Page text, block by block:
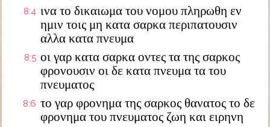
8:4 ινα το δικαιωμα του νομου πληρωθη εν
ημιν τοις μη κατα σαρκα περιπατουσιν
αλλα κατα πνευμα
8:5 οι γαρ κατα σαρκα οντες τα της σαρκος
φρονουσιν οι δε κατα πνευμα τα του
πνευματος
8:6 το γαρ φρονημα της σαρκος θανατος το δε
φρονημα του πνευματος ζωη και ειρηνη